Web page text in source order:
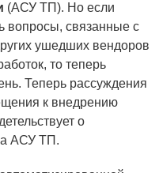
(АСУ ТП). Но если
вопросы, связанные с
ушедших вендоров
то теперь
Теперь рассуждения
к внедрению
о
АСУ ТП.